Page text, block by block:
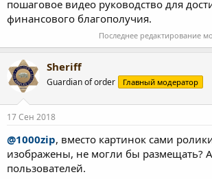
пошаговое видео руководство для
финансового благополучия.
Последнее редактирование
Sheriff
Guardian of order Главный модератор
17 Сен 2018
@1000zip, вместо картинок сами
изображены, не могли бы размещать? А
пользователей.